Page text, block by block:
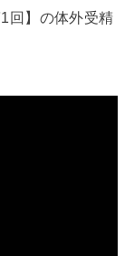
回】の体外受精